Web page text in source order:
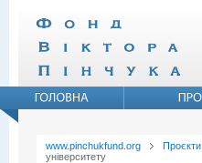
www.pinchukfund.org Проєкти
університету